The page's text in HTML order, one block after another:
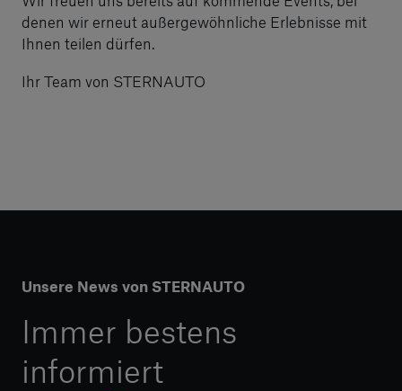
denen wir erneut außergewöhnliche Erlebnisse mit
Ihnen teilen dürfen.
Ihr Team von STERNAUTO
Unsere News von STERNAUTO
Immer bestens
informiert